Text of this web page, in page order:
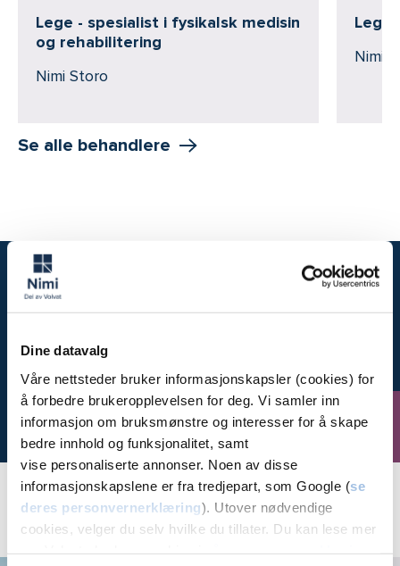
Dine datavalg
Våre nettsteder bruker informasjonskapsler (cookies) for
å forbedre brukeropplevelsen for deg. Vi samler inn
informasjon om bruksmønstre og interesser for å skape
bedre innhold og funksjonalitet, samt
vise personaliserte annonser. Noen av disse
informasjonskapslene er fra tredjepart, som Google (se
deres personvernerklæring). Utover nødvendige
cookies, velger du selv hvilke du tillater. Du kan lese mer
Lege - spesialist i fysikalsk medisin
og rehabilitering
Nimi Storo
Nimi
Se alle behandlere
Vi hjelper
deg
Bestill time
Aktuelt